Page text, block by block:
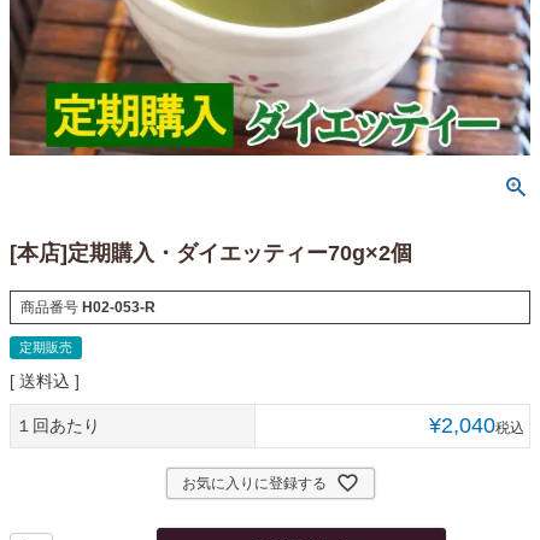
[本店]定期購入・ダイエッティー70g×2個
商品番号 H02-053-R
定期販売
送料込
１回あたり ¥2,040税込
お気に入りに登録する